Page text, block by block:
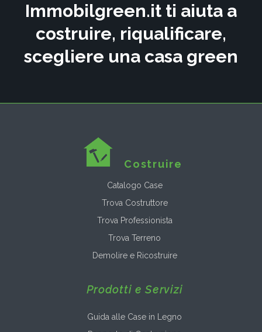
Immobilgreen.it ti aiuta a
costruire, riqualificare,
scegliere una casa green
Costruire
Catalogo Case
Trova Costruttore
Trova Professionista
Trova Terreno
Demolire e Ricostruire
Prodotti e Servizi
Guida alle Case in Legno